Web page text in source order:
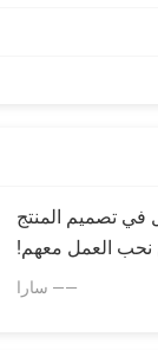
في تصميم المنتج
نحب العمل معهم!
—— سارا